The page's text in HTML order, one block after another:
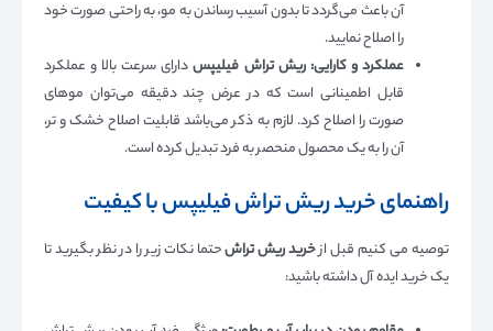
آن باعث می‌گردد تا بدون آسیب رساندن به مو، به راحتی صورت خود
را اصلاح نمایید.
عملکرد و کارایی: ریش تراش فیلیپسدارای سرعت بالا و عملکرد
قابل اطمینانی است که در عرض چند دقیقه می‌توان مو‌های
صورت را اصلاح کرد. لازم به ذکر می‌باشد قابلیت اصلاح خشک و‌ تر،
آن را به یک محصول منحصر به فرد تبدیل کرده است.
راهنمای خرید ریش تراش فیلیپس با کیفیت
توصیه می کنیم قبل ازخرید ریش تراشحتما نکات زیر را در نظر بگیرید تا
یک خرید ایده آل داشته باشید: